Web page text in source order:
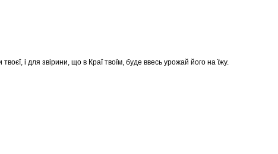
твоєї, і для звірини, що в Краї твоїм, буде ввесь урожай його на їжу.